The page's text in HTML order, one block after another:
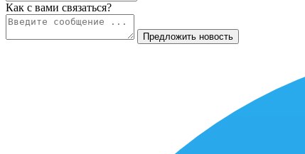
Как c вами связаться?
Предложить новость